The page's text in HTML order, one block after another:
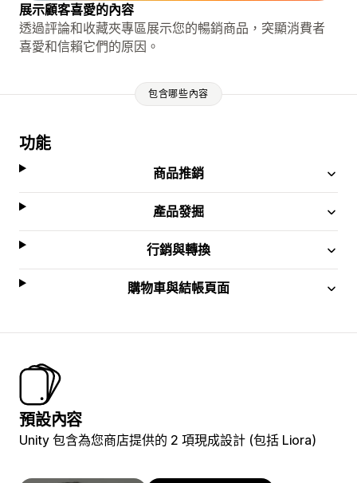
展示顧客喜愛的內容
透過評論和收藏夾專區展示您的暢銷商品，突顯消費者
喜愛和信賴它們的原因。
包含哪些內容
功能
商品推銷
產品發掘
行銷與轉換
購物車與結帳頁面
預設內容
Unity 包含為您商店提供的 2 項現成設計 (包括 Liora)